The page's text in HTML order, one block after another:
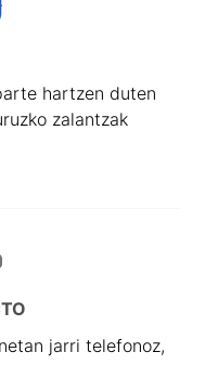
hartzen duten
zalantzak
jarri telefonoz,